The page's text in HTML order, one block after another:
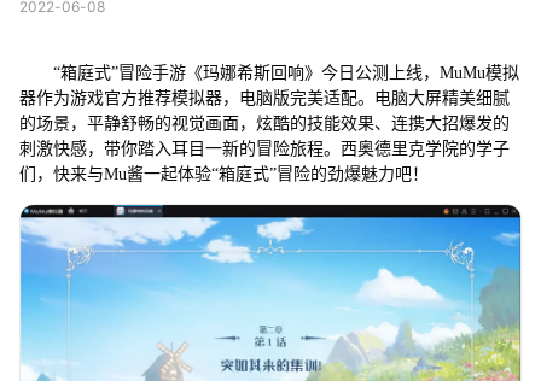
2022-06-08
“箱庭式”冒险手游《玛娜希斯回响》今日公测上线，MuMu模拟
器作为游戏官方推荐模拟器，电脑版完美适配。电脑大屏精美细腻
的场景，平静舒畅的视觉画面，炫酷的技能效果、连携大招爆发的
刺激快感，带你踏入耳目一新的冒险旅程。西奥德里克学院的学子
们，快来与Mu酱一起体验“箱庭式”冒险的劲爆魅力吧！